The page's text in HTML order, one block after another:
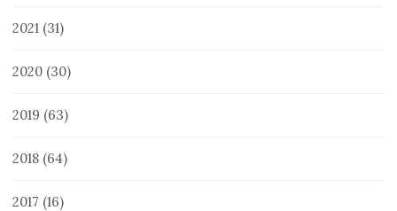
2021 (31)
2020 (30)
2019 (63)
2018 (64)
2017 (16)